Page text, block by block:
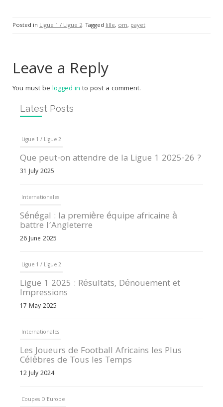
Posted in Ligue 1 / Ligue 2 Tagged lille, om, payet
Leave a Reply
You must be logged in to post a comment.
Latest Posts
Ligue 1 / Ligue 2
Que peut-on attendre de la Ligue 1 2025-26 ?
31 July 2025
Internationales
Sénégal : la première équipe africaine à
battre l’Angleterre
26 June 2025
Ligue 1 / Ligue 2
Ligue 1 2025 : Résultats, Dénouement et
Impressions
17 May 2025
Internationales
Les Joueurs de Football Africains les Plus
Célèbres de Tous les Temps
12 July 2024
Coupes D'Europe